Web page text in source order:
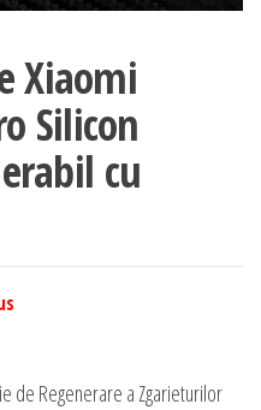
Xiaomi
Silicon
cu
de Regenerare a Zgarieturilor